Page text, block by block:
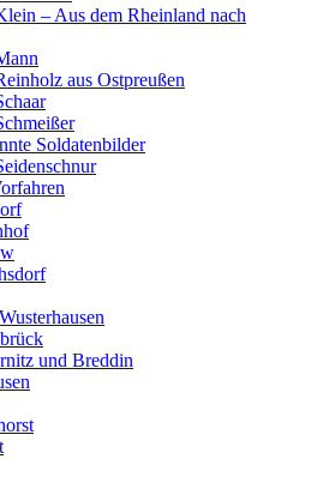
– Aus dem Rheinland nach
aus Ostpreußen
Soldatenbilder
und Breddin